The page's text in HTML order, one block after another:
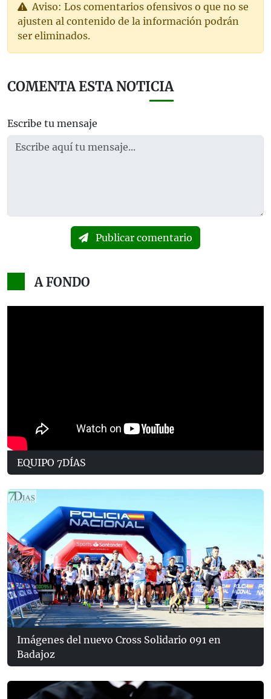
Aviso: Los comentarios ofensivos o que no se
ajusten al contenido de la información podrán
ser eliminados.
COMENTA ESTA NOTICIA
Escribe tu mensaje
Publicar comentario
A FONDO
EQUIPO 7DÍAS
Imágenes del nuevo Cross Solidario 091 en
Badajoz